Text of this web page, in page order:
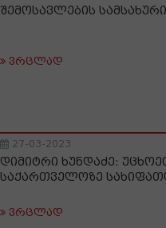
შემოსავლების
ვრცლად
27-03-2023
დიმიტრი ხუნდაძე:
საქართველოზე
ვრცლად